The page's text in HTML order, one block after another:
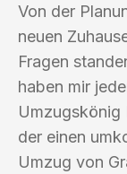
Von der
neuen
Fragen
haben mir
Umzugskönig
der einen
Umzug von